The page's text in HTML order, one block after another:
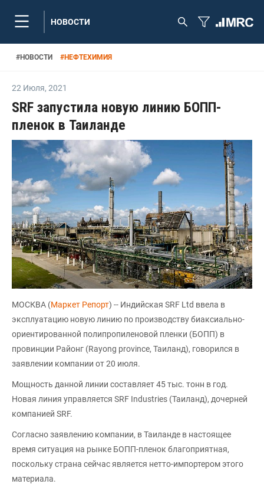
НОВОСТИ
#НОВОСТИ #НЕФТЕХИМИЯ
22 Июля, 2021
SRF запустила новую линию БОПП-
пленок в Таиланде
МОСКВА (Маркет Репорт) -- Индийская SRF Ltd ввела в
эксплуатацию новую линию по производству биаксиально-
ориентированной полипропиленовой пленки (БОПП) в
провинции Районг (Rayong province, Таиланд), говорился в
заявлении компании от 20 июля.
Мощность данной линии составляет 45 тыс. тонн в год.
Новая линия управляется SRF Industries (Таиланд), дочерней
компанией SRF.
Согласно заявлению компании, в Таиланде в настоящее
время ситуация на рынке БОПП-пленок благоприятная,
поскольку страна сейчас является нетто-импортером этого
материала.